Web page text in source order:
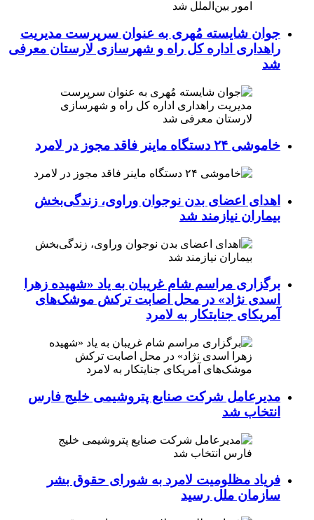
جوان شایسته مُهری به عنوان سرپرست مدیریت
راهداری اداره کل راه و شهرسازی لارستان معرفی
شد
خاموشی ۲۴ دستگاه ماینر فاقد مجوز در لامرد
اهدای اعضای بدن نوجوان وراوی، زندگی‌بخش
بیماران نیازمند شد
برگزاری مراسم شام غریبان به یاد «شهیده زهرا
اسدی نژاد» در محل اصابت ترکش موشک‌های
آمریکای جنایتکار به لامرد
مدیرعامل شرکت صنایع پتروشیمی خلیج فارس
انتخاب شد
فریاد مظلومیت لامرد به شورای حقوق بشر
سازمان ملل رسید